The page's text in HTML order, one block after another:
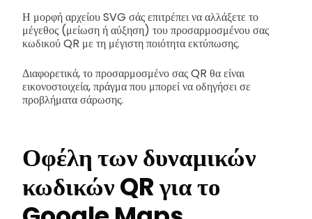
Η μορφή αρχείου SVG σάς επιτρέπει να αλλάξετε το
μέγεθος (μείωση ή αύξηση) του προσαρμοσμένου σας
κωδικού QR με τη μέγιστη ποιότητα εκτύπωσης.
Διαφορετικά, το προσαρμοσμένο σας QR θα είναι
εικονοστοιχεία, πράγμα που μπορεί να οδηγήσει σε
προβλήματα σάρωσης.
Οφέλη των δυναμικών
κωδικών QR για το